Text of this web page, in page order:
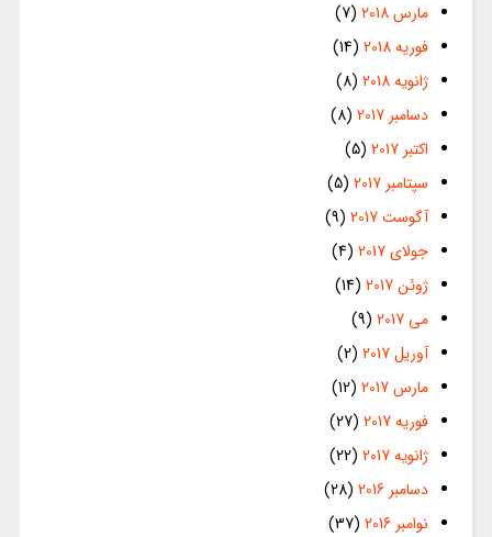
مارس 2018
(7)
فوریه 2018
(14)
ژانویه 2018
(8)
دسامبر 2017
(8)
اکتبر 2017
(5)
سپتامبر 2017
(5)
آگوست 2017
(9)
جولای 2017
(4)
ژوئن 2017
(14)
می 2017
(9)
آوریل 2017
(2)
مارس 2017
(12)
فوریه 2017
(27)
ژانویه 2017
(22)
دسامبر 2016
(28)
نوامبر 2016
(37)